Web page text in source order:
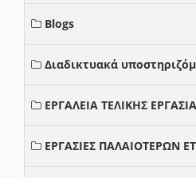
Blogs
Διαδικτυακά
ΕΡΓΑΛΕΙΑ ΤΕΛΙΚΗΣ
ΕΡΓΑΣΙΕΣ ΠΑΛΑΙΟΤΕΡΩΝ